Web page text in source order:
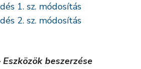
1. sz. módosítás
2. sz. módosítás
beszerzése